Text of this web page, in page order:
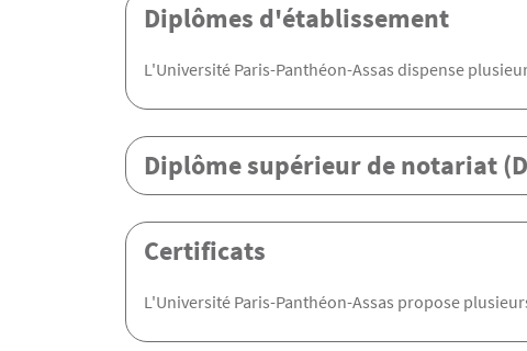
Diplômes d'établissement
L'Université Paris-Panthéon-Assas dispense
Diplôme supérieur de notariat
Certificats
L'Université Paris-Panthéon-Assas propose